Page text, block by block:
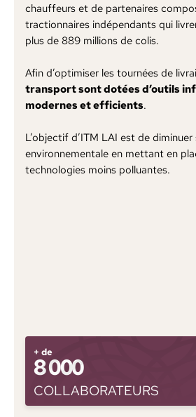
chauffeurs et de partenaires
tractionnaires indépendants qui
plus de 889 millions de colis.
Afin d’optimiser les tournées de
transport sont dotées d’outils
modernes et efficients.
L’objectif d’ITM LAI est de
environnementale en mettant en
technologies moins polluantes.
+ de
8 000
COLLABORATEURS